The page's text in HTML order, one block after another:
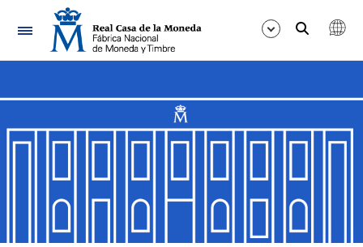
Navigation
Show/Hide
Show/Hide
Show/Hide